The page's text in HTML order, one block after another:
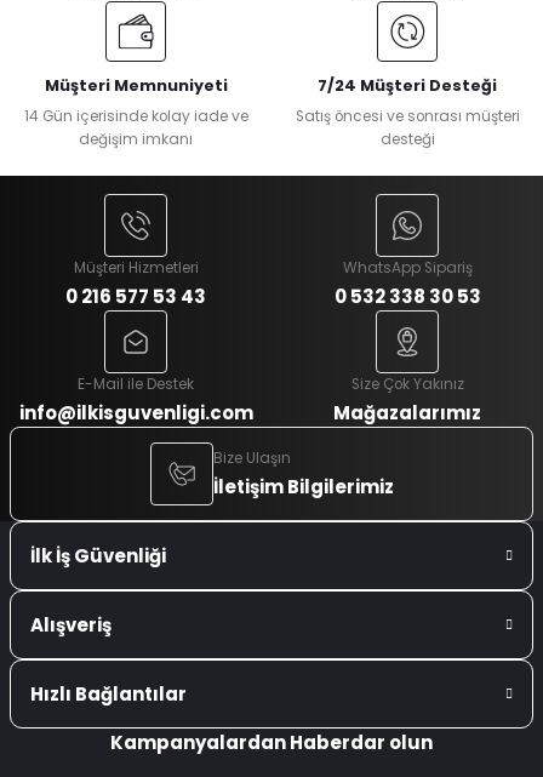
Müşteri Memnuniyeti
14 Gün içerisinde kolay iade ve
değişim imkanı
7/24 Müşteri Desteği
Satış öncesi ve sonrası müşteri
desteği
Müşteri Hizmetleri
0 216 577 53 43
WhatsApp Sipariş
0 532 338 30 53
E-Mail ile Destek
info@ilkisguvenligi.com
Size Çok Yakınız
Mağazalarımız
Bize Ulaşın
İletişim Bilgilerimiz
İlk İş Güvenliği
Alışveriş
Hızlı Bağlantılar
Kampanyalardan Haberdar olun